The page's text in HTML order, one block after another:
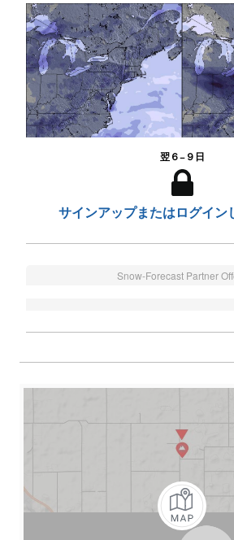
翌６−９日
サインアップまたはログイン
Snow-Forecast Partner